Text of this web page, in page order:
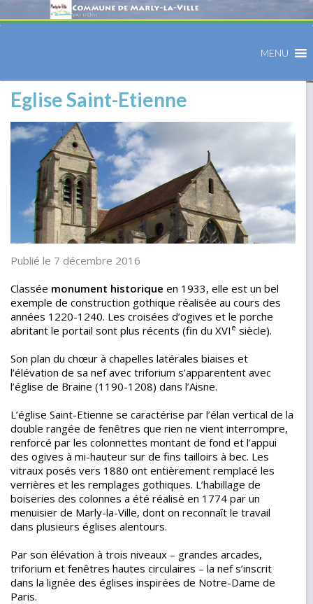
MENU
Eglise Saint-Etienne
Publié le 7 décembre 2016
Classée monument historique en 1933, elle est un bel
exemple de construction gothique réalisée au cours des
années 1220-1240. Les croisées d’ogives et le porche
abritant le portail sont plus récents (fin du XVI e siècle).
Son plan du chœur à chapelles latérales biaises et
l’élévation de sa nef avec triforium s’apparentent avec
l’église de Braine (1190-1208) dans l’Aisne.
L’église Saint-Etienne se caractérise par l’élan vertical de la
double rangée de fenêtres que rien ne vient interrompre,
renforcé par les colonnettes montant de fond et l’appui
des ogives à mi-hauteur sur de fins tailloirs à bec. Les
vitraux posés vers 1880 ont entièrement remplacé les
verrières et les remplages gothiques. L’habillage de
boiseries des colonnes a été réalisé en 1774 par un
menuisier de Marly-la-Ville, dont on reconnaît le travail
dans plusieurs églises alentours.
Par son élévation à trois niveaux – grandes arcades,
triforium et fenêtres hautes circulaires – la nef s’inscrit
dans la lignée des églises inspirées de Notre-Dame de
Paris.